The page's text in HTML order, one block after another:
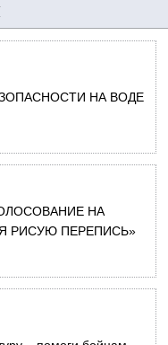
НА ВОДЕ
НА
РИСУЮ ПЕРЕПИСЬ»